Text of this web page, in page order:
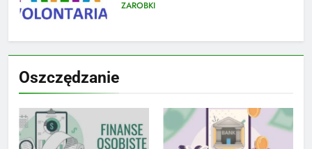
kosztuje i jak zaplanować
PORADY
1
Oszczędzanie